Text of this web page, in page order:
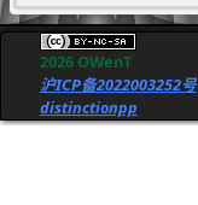
2026 OWenT
沪ICP备2022003252号
distinctionpp